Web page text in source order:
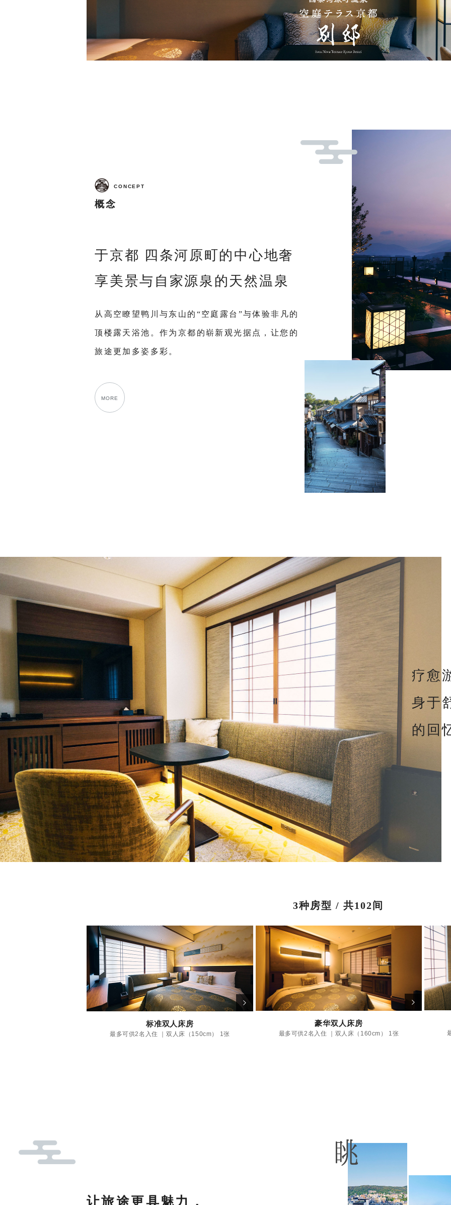
CONCEPT
概念
于京都 四条河原町的中心地奢
享美景与自家源泉的天然温泉
从高空瞭望鸭川与东山的“空庭露台”与体验非凡的
顶楼露天浴池。作为京都的崭新观光据点，让您的
旅途更加多姿多彩。
MORE
疗愈
身于
的回
3种房型 / 共102间
标准双人床房
最多可供2名入住 ｜双人床（150cm） 1张
豪华双人床房
最多可供2名入住 ｜双人床（160cm） 1张
让旅途更具魅力，